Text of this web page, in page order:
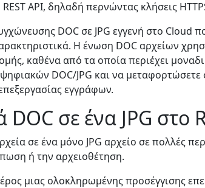
API, δηλαδή περνώντας κλήσεις
DOC σε JPG εγγενή στο
Η ένωση DOC αρχείων
καθένα από τα οποία περιέχει
DOC/JPG και να
εγγράφων.
σε ένα JPG στο
σε ένα μόνο JPG αρχείο σε πολλές
ή την αρχειοθέτηση.
μιας ολοκληρωμένης προσέγγισης